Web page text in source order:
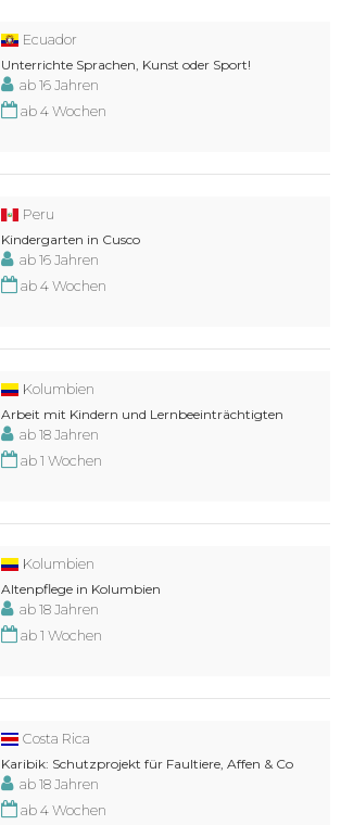
Ecuador
Unterrichte Sprachen, Kunst oder Sport!
ab 16 Jahren
ab 4 Wochen
Peru
Kindergarten in Cusco
ab 16 Jahren
ab 4 Wochen
Kolumbien
Arbeit mit Kindern und Lernbeeinträchtigten
ab 18 Jahren
ab 1 Wochen
Kolumbien
Altenpflege in Kolumbien
ab 18 Jahren
ab 1 Wochen
Costa Rica
Karibik: Schutzprojekt für Faultiere, Affen & Co
ab 18 Jahren
ab 4 Wochen